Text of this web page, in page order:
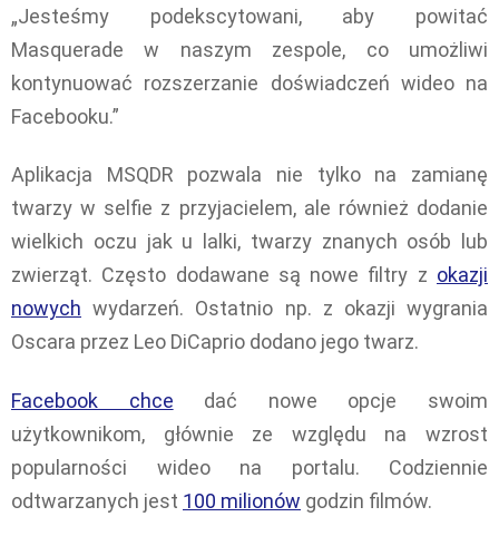
„Jesteśmy podekscytowani, aby powitać
Masquerade w naszym zespole, co umożliwi
kontynuować rozszerzanie doświadczeń wideo na
Facebooku.”
Aplikacja MSQDR pozwala nie tylko na zamianę
twarzy w selfie z przyjacielem, ale również dodanie
wielkich oczu jak u lalki, twarzy znanych osób lub
zwierząt. Często dodawane są nowe filtry z okazji
nowych wydarzeń. Ostatnio np. z okazji wygrania
Oscara przez Leo DiCaprio dodano jego twarz.
Facebook chce dać nowe opcje swoim
użytkownikom, głównie ze względu na wzrost
popularności wideo na portalu. Codziennie
odtwarzanych jest 100 milionów godzin filmów.